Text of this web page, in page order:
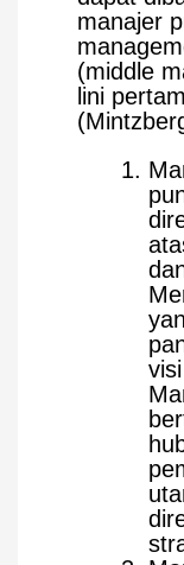
manajer
(middle
lini